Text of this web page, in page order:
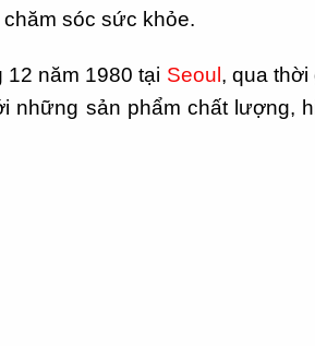
sóc sức khỏe.
năm 1980 tại Seoul , qua thời
những sản phẩm chất lượng,